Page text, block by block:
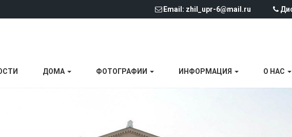
Email: zhil_upr-6@mail.ru
ДОМА ФОТОГРАФИИ ИНФОРМАЦИЯ О НАС